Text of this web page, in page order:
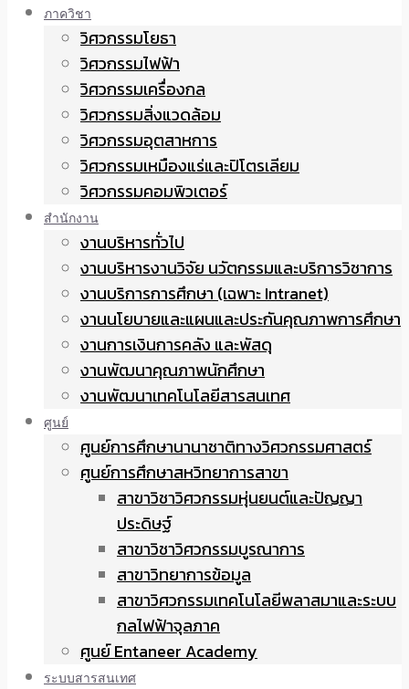
ภาควิชา
วิศวกรรมโยธา
วิศวกรรมไฟฟ้า
วิศวกรรมเครื่องกล
วิศวกรรมสิ่งแวดล้อม
วิศวกรรมอุตสาหการ
วิศวกรรมเหมืองแร่และปิโตรเลียม
วิศวกรรมคอมพิวเตอร์
สำนักงาน
งานบริหารทั่วไป
งานบริหารงานวิจัย นวัตกรรมและบริการวิชาการ
งานบริการการศึกษา (เฉพาะ Intranet)
งานนโยบายและแผนและประกันคุณภาพการศึกษา
งานการเงินการคลัง และพัสดุ
งานพัฒนาคุณภาพนักศึกษา
งานพัฒนาเทคโนโลยีสารสนเทศ
ศูนย์
ศูนย์การศึกษานานาชาติทางวิศวกรรมศาสตร์
ศูนย์การศึกษาสหวิทยาการสาขา
สาขาวิชาวิศวกรรมหุ่นยนต์และปัญญา
ประดิษฐ์
สาขาวิชาวิศวกรรมบูรณาการ
สาขาวิทยาการข้อมูล
สาขาวิศวกรรมเทคโนโลยีพลาสมาและระบบ
กลไฟฟ้าจุลภาค
ศูนย์ Entaneer Academy
ระบบสารสนเทศ